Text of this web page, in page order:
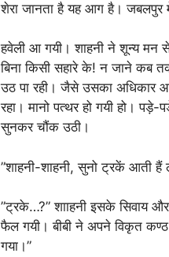
शेरा जानता है यह आग है।
हवेली आ गयी। शाहनी ने शून्य मन
बिना किसी सहारे के! न जाने कब
उठ पा रही। जैसे उसका अधिकार
रहा। मानो पत्थर हो गयी हो।
सुनकर चौंक उठी।
”शाहनी-शाहनी, सुनो ट्रकें आती हैं
”ट्रके…?” शााहनी इसके सिवाय
फैल गयी। बीबी ने अपने विकृत
गया।”